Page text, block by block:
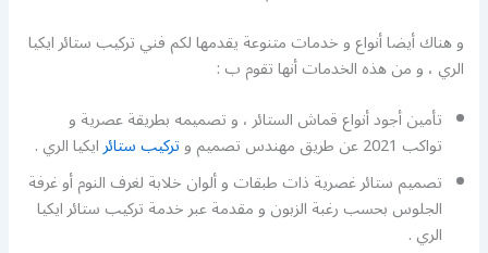
و هناك أيضا أنواع و خدمات متنوعة يقدمها لكم فني تركيب ستائر ايكيا
الري ، و من هذه الخدمات أنها تقوم ب :
تأمين أجود أنواع قماش الستائر ، و تصميمه بطريقة عصرية و
تواكب 2021 عن طريق مهندس تصميم و تركيب ستائرايكيا الري .
تصميم ستائر غصرية ذات طبقات و ألوان خلابة لغرف النوم أو غرفة
الجلوس بحسب رغبة الزبون و مقدمة عبر خدمة تركيب ستائر ايكيا
الري .